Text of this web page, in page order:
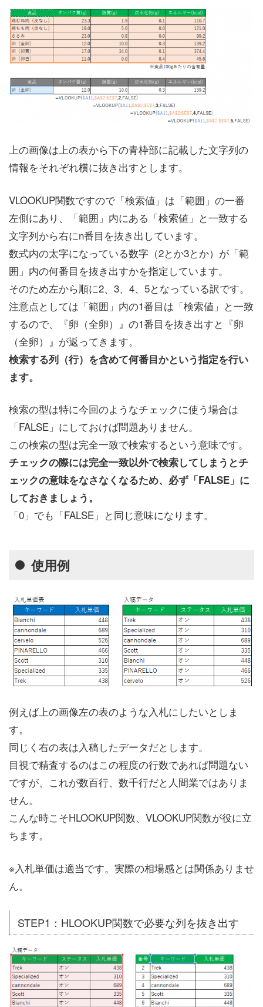
上の画像は上の表から下の青枠部に記載した文字列の
情報をそれぞれ横に抜き出すとします。
VLOOKUP関数ですので「検索値」は「範囲」の一番
左側にあり、「範囲」内にある「検索値」と一致する
文字列から右にn番目を抜き出しています。
数式内の太字になっている数字（2とか3とか）が「範
囲」内の何番目を抜き出すかを指定しています。
そのため左から順に2、3、4、5となっている訳です。
注意点としては「範囲」内の1番目は「検索値」と一致
するので、『卵（全卵）』の1番目を抜き出すと『卵
（全卵）』が返ってきます。
検索する列（行）を含めて何番目かという指定を行い
ます。
検索の型は特に今回のようなチェックに使う場合は
「FALSE」にしておけば問題ありません。
この検索の型は完全一致で検索するという意味です。
チェックの際には完全一致以外で検索してしまうとチ
ェックの意味をなさなくなるため、必ず「FALSE」に
しておきましょう。
「0」でも「FALSE」と同じ意味になります。
使用例
例えば上の画像左の表のような入札にしたいとしま
す。
同じく右の表は入稿したデータだとします。
目視で精査するのはこの程度の行数であれば問題ない
ですが、これが数百行、数千行だと人間業ではありま
せん。
こんな時こそHLOOKUP関数、VLOOKUP関数が役に立
ちます。
※入札単価は適当です。実際の相場感とは関係ありませ
ん。
STEP1：HLOOKUP関数で必要な列を抜き出す